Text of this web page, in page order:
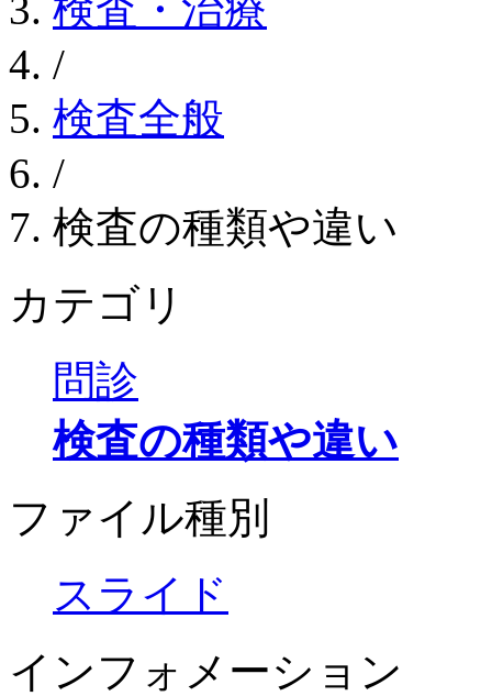
/
検査全般
/
検査の種類や違い
カテゴリ
問診
検査の種類や違い
ファイル種別
スライド
インフォメーション